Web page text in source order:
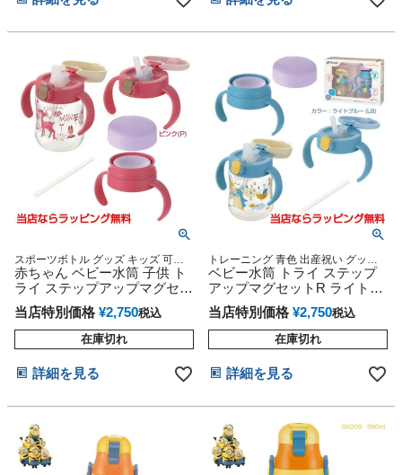
スポーツボトル グッズ キッズ 可愛
い 人気 女の子 話題 専門
赤ちゃん ベビー水筒 子供 ト
ライ ステップアップマグセッ
トR ピンク(P) トレーニング
レッスン 練習 出産祝い
当店特別価格 ¥2,750税込
在庫切れ
詳細を見る
トレーニング 青色 出産祝い グッズ
可愛い 人気 赤ちゃん 乳児 幼児 新生
児 男の子 女の子
ベビー水筒 トライ ステップ
アップマグセットR ライトブ
ルー
当店特別価格 ¥2,750税込
在庫切れ
詳細を見る